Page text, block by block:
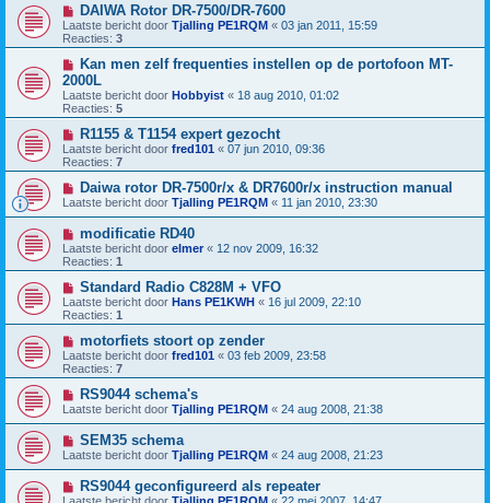
DAIWA Rotor DR-7500/DR-7600
Laatste bericht door Tjalling PE1RQM « 03 jan 2011, 15:59
Reacties: 3
Kan men zelf frequenties instellen op de portofoon MT-
2000L
Laatste bericht door Hobbyist « 18 aug 2010, 01:02
Reacties: 5
R1155 & T1154 expert gezocht
Laatste bericht door fred101 « 07 jun 2010, 09:36
Reacties: 7
Daiwa rotor DR-7500r/x & DR7600r/x instruction manual
Laatste bericht door Tjalling PE1RQM « 11 jan 2010, 23:30
modificatie RD40
Laatste bericht door elmer « 12 nov 2009, 16:32
Reacties: 1
Standard Radio C828M + VFO
Laatste bericht door Hans PE1KWH « 16 jul 2009, 22:10
Reacties: 1
motorfiets stoort op zender
Laatste bericht door fred101 « 03 feb 2009, 23:58
Reacties: 7
RS9044 schema's
Laatste bericht door Tjalling PE1RQM « 24 aug 2008, 21:38
SEM35 schema
Laatste bericht door Tjalling PE1RQM « 24 aug 2008, 21:23
RS9044 geconfigureerd als repeater